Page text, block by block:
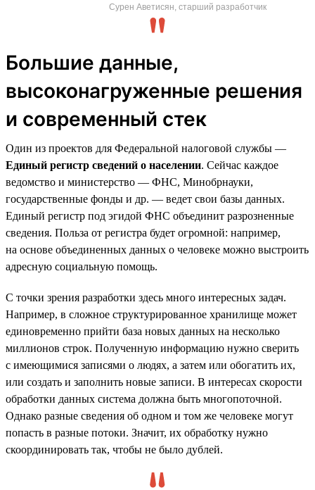
Сурен Аветисян, старший разработчик
Большие данные,
высоконагруженные решения
и современный стек
Один из проектов для Федеральной налоговой службы —
Единый регистр сведений о населении. Сейчас каждое
ведомство и министерство — ФНС, Минобрнауки,
государственные фонды и др. — ведет свои базы данных.
Единый регистр под эгидой ФНС объединит разрозненные
сведения. Польза от регистра будет огромной: например,
на основе объединенных данных о человеке можно выстроить
адресную социальную помощь.
С точки зрения разработки здесь много интересных задач.
Например, в сложное структурированное хранилище может
единовременно прийти база новых данных на несколько
миллионов строк. Полученную информацию нужно сверить
с имеющимися записями о людях, а затем или обогатить их,
или создать и заполнить новые записи. В интересах скорости
обработки данных система должна быть многопоточной.
Однако разные сведения об одном и том же человеке могут
попасть в разные потоки. Значит, их обработку нужно
скоординировать так, чтобы не было дублей.